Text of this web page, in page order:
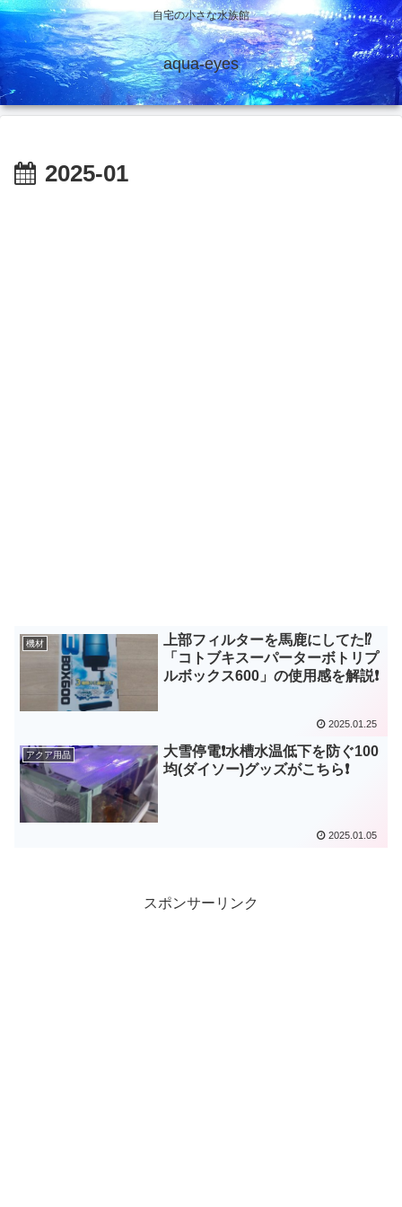
自宅の小さな水族館
aqua-eyes
2025-01
機材
上部フィルターを馬鹿にしてた⁉
「コトブキスーパーターボトリプ
ルボックス600」の使用感を解説❗
2025.01.25
アクア用品
大雪停電❗水槽水温低下を防ぐ100
均(ダイソー)グッズがこちら❗
2025.01.05
スポンサーリンク